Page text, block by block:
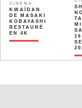
CINÉMA
KWAÏDAN
DE MASAKI
KOBAYASHI
RESTAURÉ
EN 4K
16